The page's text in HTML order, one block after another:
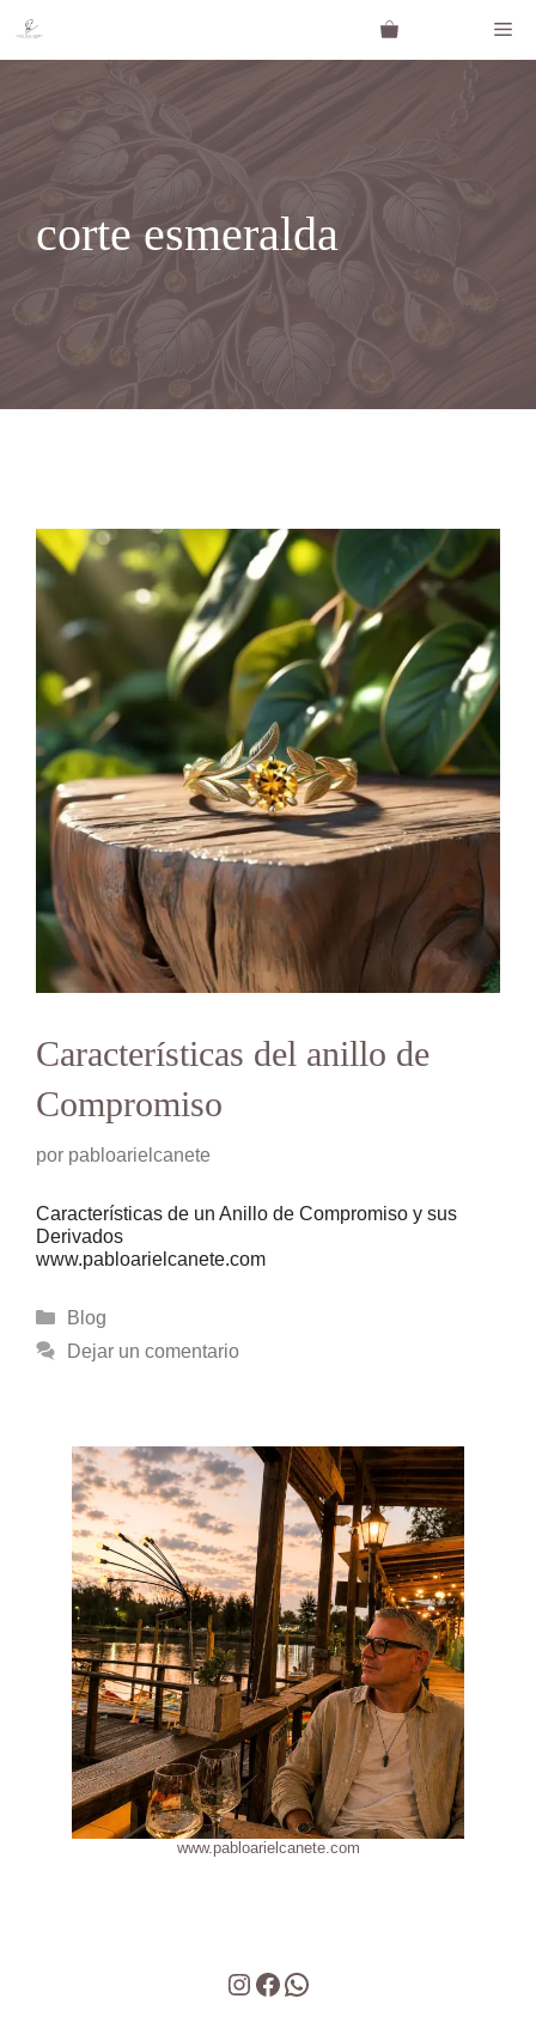
contenido
corte esmeralda
Características del anillo de
Compromiso
por pabloarielcanete
Características de un Anillo de Compromiso y sus
Derivados
www.pabloarielcanete.com
Categorías
Blog
Dejar un comentario
www.pabloarielcanete.com
Instagram
Facebook
WhatsApp